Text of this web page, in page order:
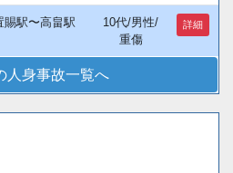
賜駅〜高畠駅
10代/男性/
重傷
詳細
人身事故一覧へ